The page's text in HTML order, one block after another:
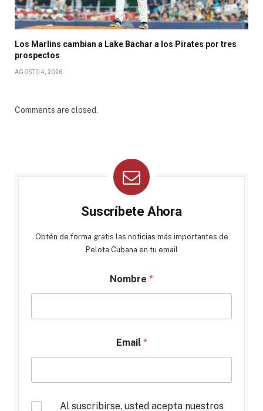
Los Marlins cambian a Lake Bachar a los Pirates por tres
prospectos
AGOSTO 4, 2026
Comments are closed.
Suscríbete Ahora
Obtén de forma gratis las noticias más importantes de
Pelota Cubana en tu email
Nombre *
Email *
* Al suscribirse, usted acepta nuestros